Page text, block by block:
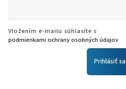
Vložením e-mailu súhlasíte s
podmienkami ochrany osobných údajov
Prihlásiť sa